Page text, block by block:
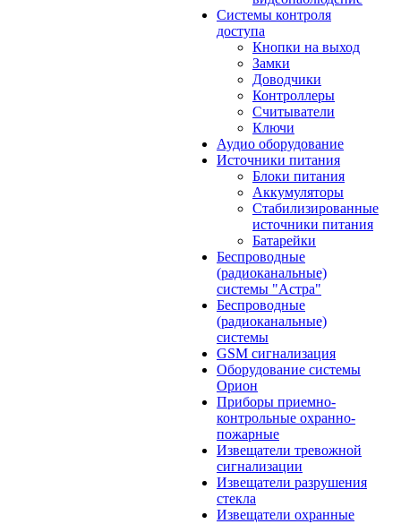
Системы контроля
доступа
Кнопки на выход
Замки
Доводчики
Контроллеры
Считыватели
Ключи
Аудио оборудование
Источники питания
Блоки питания
Аккумуляторы
Стабилизированные
источники питания
Батарейки
Беспроводные
(радиоканальные)
системы "Астра"
Беспроводные
(радиоканальные)
системы
GSM сигнализация
Оборудование системы
Орион
Приборы приемно-
контрольные охранно-
пожарные
Извещатели тревожной
сигнализации
Извещатели разрушения
стекла
Извещатели охранные